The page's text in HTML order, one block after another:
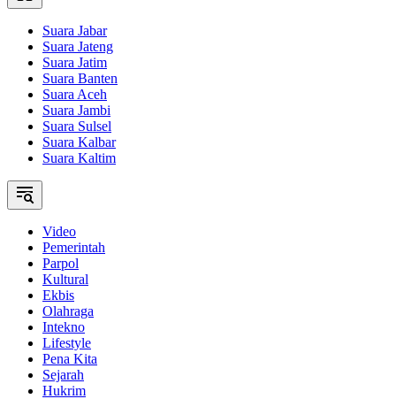
Suara Jabar
Suara Jateng
Suara Jatim
Suara Banten
Suara Aceh
Suara Jambi
Suara Sulsel
Suara Kalbar
Suara Kaltim
Video
Pemerintah
Parpol
Kultural
Ekbis
Olahraga
Intekno
Lifestyle
Pena Kita
Sejarah
Hukrim